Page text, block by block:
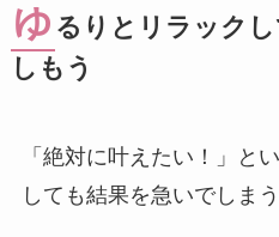
ゆ るりとリラック
しもう
「絶対に叶えたい！」と
しても結果を急いでしま